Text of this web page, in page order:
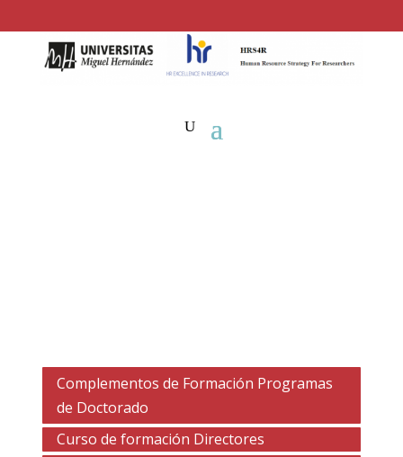
Complementos de Formación Programas
de Doctorado
Curso de formación Directores